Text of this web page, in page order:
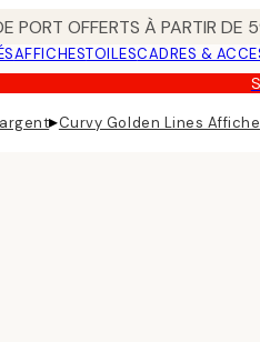
PORT OFFERTS À PARTIR
AFFICHESTOILESCADRES &
▸Curvy Golden Lines Affiche